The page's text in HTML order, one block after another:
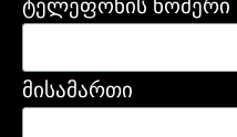
ტელეფონის ნომერი
მისამართი